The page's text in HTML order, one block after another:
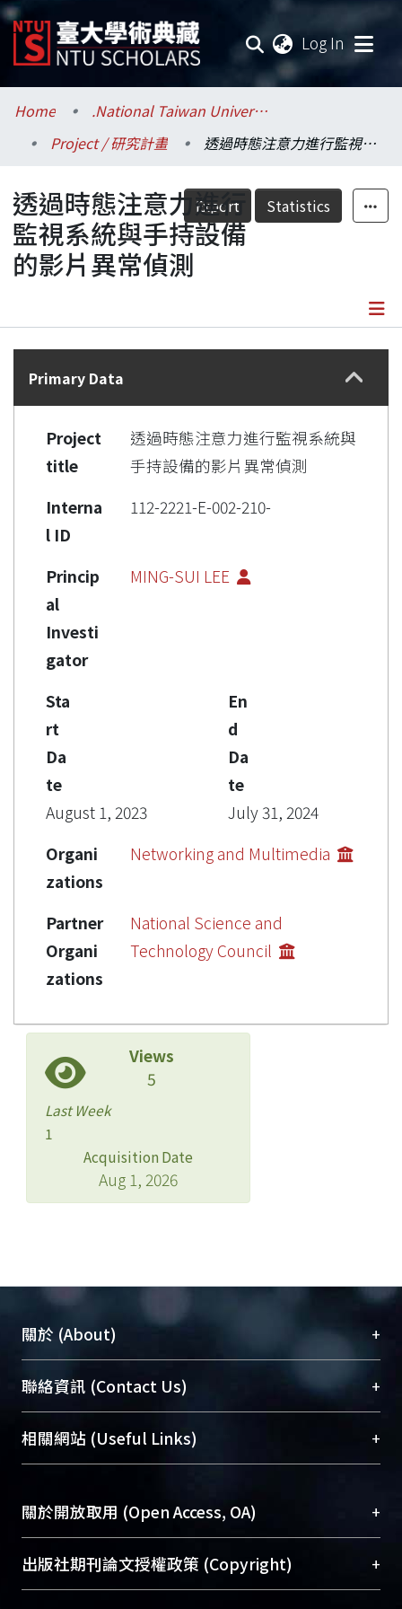
Log In
Communities & Collections
Research Outputs
Fundings & Projects
Researchers
Statistics
Home
.National Taiwan University / 國立臺灣大學
Project / 研究計畫
透過時態注意力進行監視系統與手持設備的影片異常偵測
Export Statistics
透過時態注意力進行
監視系統與手持設備
的影片異常偵測
Details
Primary Data
Project
title
透過時態注意力進行監視系統與
手持設備的影片異常偵測
Interna
l ID
112-2221-E-002-210-
Princip
al
Investi
gator
MING-SUI LEE
Sta
rt
Da
te
August 1, 2023
En
d
Da
te
July 31, 2024
Organi
zations
Networking and Multimedia
Partner
Organi
zations
National Science and
Technology Council
Views
5
Last Week
1
Acquisition Date
Aug 1, 2026
關於 (About) +
臺大位居世界頂尖大學之列，為永久珍藏及向國際
展現本校豐碩的研究成果及學術能量，圖書館整合
機構典藏（NTUR）與學術庫（AH）不同功能平
台，成為臺大學術典藏NTU scholars。期能整合研
成果。
To permanently archive and promote researcher
profiles and scholarly works, Library integrates the
services of “NTU Repository” with “Academic
聯絡資訊 (Contact Us) +
總館學科館員(Main Library)
醫學圖書館學科館員(Medical Library)
Sciences Library)
相關網站 (Useful Links) +
關於開放取用 (Open Access, OA) +
開放取用是從使用者角度提升資訊取用性的社會運
動，應用在學術研究上是透過將研究著作公開供使
出版社期刊論文授權政策 (Copyright) +